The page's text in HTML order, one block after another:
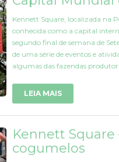
Kennett Square, localizada na
conhecida como a capital
segundo final de semana de
de uma série de eventos e
algumas das fazendas
LEIA MAIS
Kennett
cogumelos